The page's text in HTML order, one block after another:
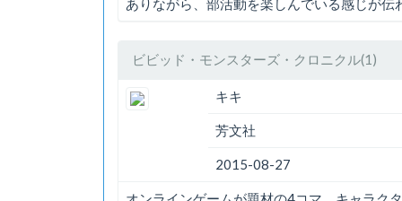
ありながら、部活動を楽しんでいる感じが
ビビッド・モンスターズ・クロニクル(1)
キキ
芳文社
2015-08-27